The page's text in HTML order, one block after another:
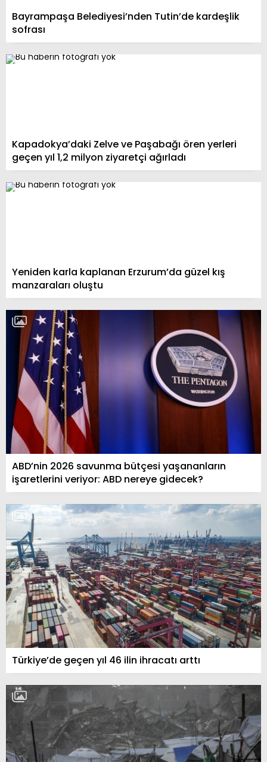
Bayrampaşa Belediyesi’nden Tutin’de kardeşlik
sofrası
Kapadokya’daki Zelve ve Paşabağı ören yerleri
geçen yıl 1,2 milyon ziyaretçi ağırladı
Yeniden karla kaplanan Erzurum’da güzel kış
manzaraları oluştu
ABD’nin 2026 savunma bütçesi yaşananların
işaretlerini veriyor: ABD nereye gidecek?
Türkiye’de geçen yıl 46 ilin ihracatı arttı